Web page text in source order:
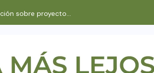
sobre proyecto...